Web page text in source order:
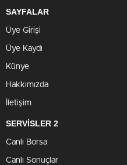
SAYFALAR
Üye Girişi
Üye Kaydı
Künye
Hakkımızda
İletişim
SERVİSLER 2
Canlı Borsa
Canlı Sonuçlar